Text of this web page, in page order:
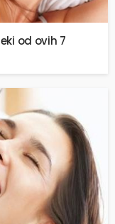
od ovih 7